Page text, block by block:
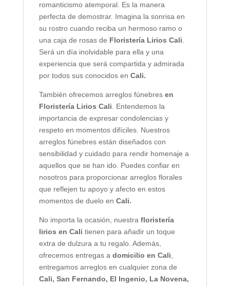
romanticismo atemporal. Es la manera
perfecta de demostrar. Imagina la sonrisa en
su rostro cuando reciba un hermoso ramo o
una caja de rosas de Floristería Lirios Cali.
Será un día inolvidable para ella y una
experiencia que será compartida y admirada
por todos sus conocidos en Cali.
También ofrecemos arreglos fúnebres en
Floristería Lirios Cali. Entendemos la
importancia de expresar condolencias y
respeto en momentos difíciles. Nuestros
arreglos fúnebres están diseñados con
sensibilidad y cuidado para rendir homenaje a
aquellos que se han ido. Puedes confiar en
nosotros para proporcionar arreglos florales
que reflejen tu apoyo y afecto en estos
momentos de duelo en Cali.
No importa la ocasión, nuestra floristería
lirios en Cali tienen para añadir un toque
extra de dulzura a tu regalo. Además,
ofrecemos entregas a domicilio en Cali,
entregamos arreglos en cualquier zona de
Cali, San Fernando, El Ingenio, La Novena,